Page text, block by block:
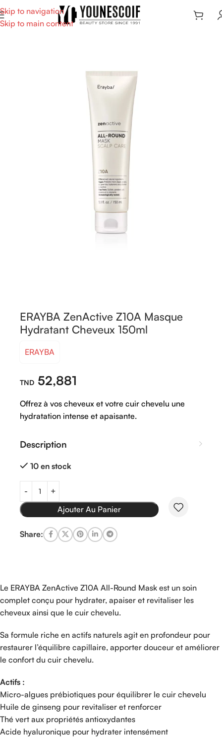
Skip to navigation
Skip to main content
ERAYBA ZenActive Z10A Masque
Hydratant Cheveux 150ml
ERAYBA
52,881
Offrez à vos cheveux et votre cuir chevelu une
hydratation intense et apaisante.
Description
10 en stock
Ajouter Au Panier
Share:
Le ERAYBA ZenActive Z10A All-Round Mask est un soin
complet conçu pour hydrater, apaiser et revitaliser les
cheveux ainsi que le cuir chevelu.
Sa formule riche en actifs naturels agit en profondeur pour
restaurer l’équilibre capillaire, apporter douceur et améliorer
le confort du cuir chevelu.
Actifs :
Micro-algues prébiotiques pour équilibrer le cuir chevelu
Huile de ginseng pour revitaliser et renforcer
Thé vert aux propriétés antioxydantes
Acide hyaluronique pour hydrater intensément